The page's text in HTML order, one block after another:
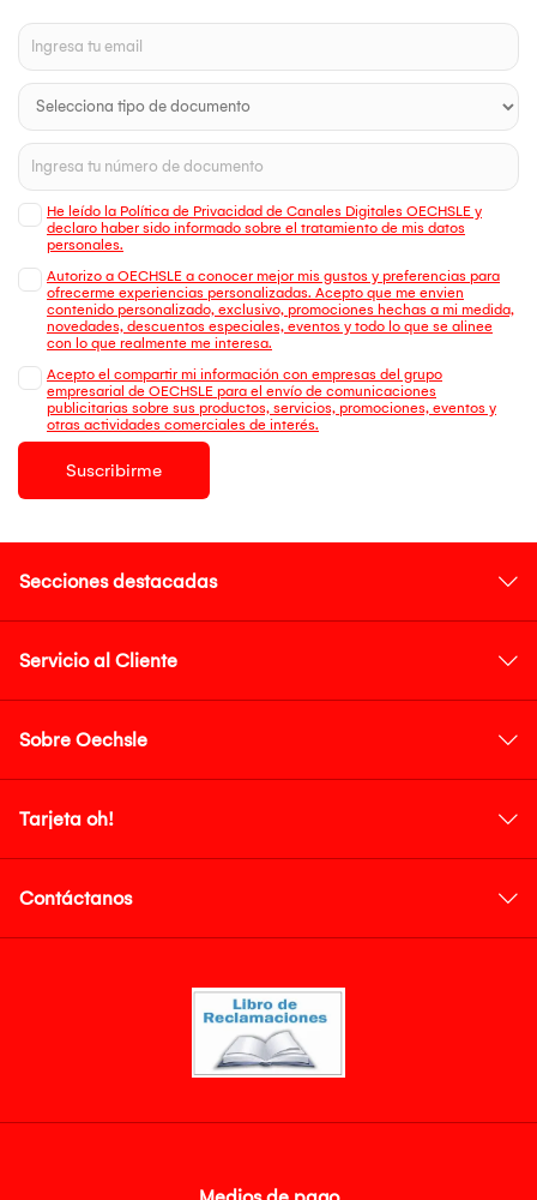
He leído la Política de Privacidad de Canales Digitales OECHSLE y
declaro haber sido informado sobre el tratamiento de mis datos
personales.
Autorizo a OECHSLE a conocer mejor mis gustos y preferencias para
ofrecerme experiencias personalizadas. Acepto que me envien
contenido personalizado, exclusivo, promociones hechas a mi medida,
novedades, descuentos especiales, eventos y todo lo que se alinee
con lo que realmente me interesa.
Acepto el compartir mi información con empresas del grupo
empresarial de OECHSLE para el envío de comunicaciones
publicitarias sobre sus productos, servicios, promociones, eventos y
otras actividades comerciales de interés.
Suscribirme
Secciones destacadas
Servicio al Cliente
Sobre Oechsle
Tarjeta oh!
Contáctanos